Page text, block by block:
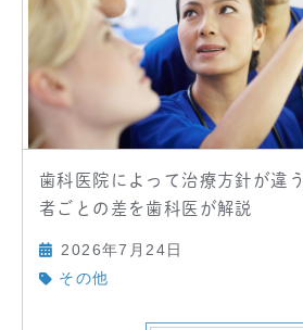
歯科医院によって治療方針が違
者ごとの差を歯科医が解説
2026年7月24日
その他